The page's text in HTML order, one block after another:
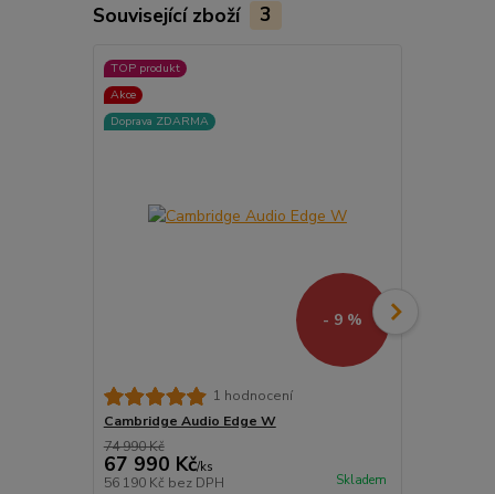
Související zboží 3
TOP produkt
Akce
Doprava ZDARMA
- 9 %
1 hodnocení
Cambridge Audio Edge W
74 990 Kč
67 990 Kč/ks
56 190 Kč bez DPH Skladem